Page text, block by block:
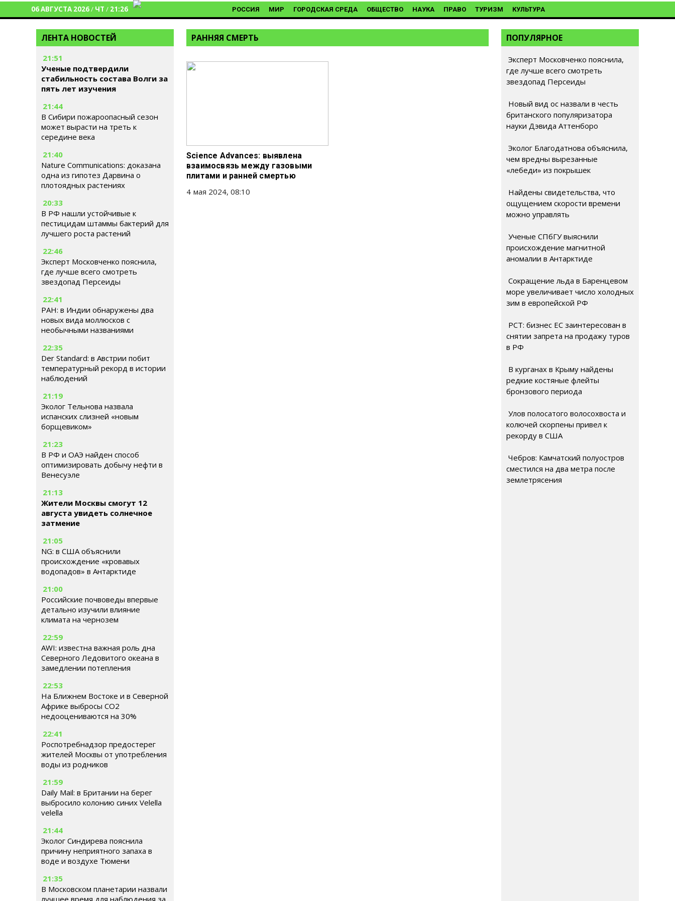
06 АВГУСТА 2026/ ЧТ / 21:26 РОССИЯ МИР ГОРОДСКАЯ СРЕДА ОБЩЕСТВО НАУКА ПРАВО ТУРИЗМ КУЛЬТУРА
ЛЕНТА НОВОСТЕЙ
21:51
Ученые подтвердили
стабильность состава Волги за
пять лет изучения
21:44
В Сибири пожароопасный сезон
может вырасти на треть к
середине века
21:40
Nature Communications: доказана
одна из гипотез Дарвина о
плотоядных растениях
20:33
В РФ нашли устойчивые к
пестицидам штаммы бактерий для
лучшего роста растений
22:46
Эксперт Московченко пояснила,
где лучше всего смотреть
звездопад Персеиды
22:41
РАН: в Индии обнаружены два
новых вида моллюсков с
необычными названиями
22:35
Der Standard: в Австрии побит
температурный рекорд в истории
наблюдений
21:19
Эколог Тельнова назвала
испанских слизней «новым
борщевиком»
21:23
В РФ и ОАЭ найден способ
оптимизировать добычу нефти в
Венесуэле
21:13
Жители Москвы смогут 12
августа увидеть солнечное
затмение
21:05
NG: в США объяснили
происхождение «кровавых
водопадов» в Антарктиде
21:00
Российские почвоведы впервые
детально изучили влияние
климата на чернозем
22:59
AWI: известна важная роль дна
Северного Ледовитого океана в
замедлении потепления
22:53
На Ближнем Востоке и в Северной
Африке выбросы CO2
недооцениваются на 30%
22:41
Роспотребнадзор предостерег
жителей Москвы от употребления
воды из родников
21:59
Daily Mail: в Британии на берег
выбросило колонию синих Velella
velella
21:44
Эколог Синдирева пояснила
причину неприятного запаха в
воде и воздухе Тюмени
21:35
В Московском планетарии назвали
лучшее время для наблюдения за
РАННЯЯ СМЕРТЬ
Science Advances: выявлена
взаимосвязь между газовыми
плитами и ранней смертью
4 мая 2024, 08:10
ПОПУЛЯРНОЕ
Эксперт Московченко пояснила,
где лучше всего смотреть
звездопад Персеиды
Новый вид ос назвали в честь
британского популяризатора
науки Дэвида Аттенборо
Эколог Благодатнова объяснила,
чем вредны вырезанные
«лебеди» из покрышек
Найдены свидетельства, что
ощущением скорости времени
можно управлять
Ученые СПбГУ выяснили
происхождение магнитной
аномалии в Антарктиде
Сокращение льда в Баренцевом
море увеличивает число холодных
зим в европейской РФ
РСТ: бизнес ЕС заинтересован в
снятии запрета на продажу туров
в РФ
В курганах в Крыму найдены
редкие костяные флейты
бронзового периода
Улов полосатого волосохвоста и
колючей скорпены привел к
рекорду в США
Чебров: Камчатский полуостров
сместился на два метра после
землетрясения